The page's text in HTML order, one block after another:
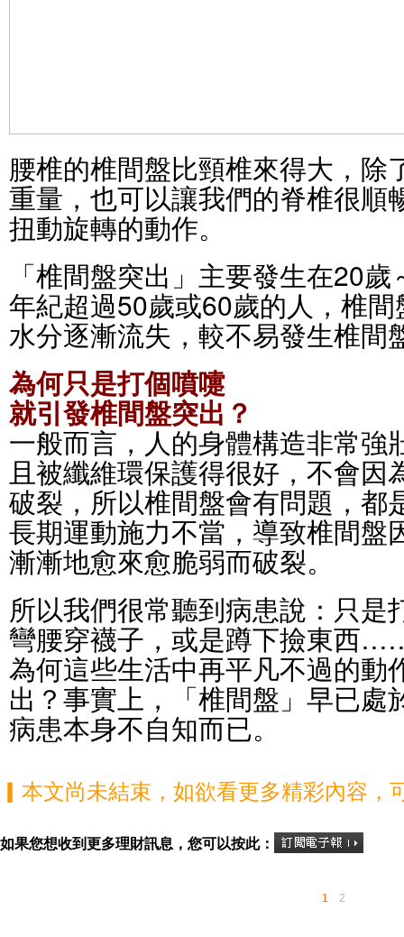
腰椎的椎間盤比頸椎來得大，除
重量，也可以讓我們的脊椎很順
扭動旋轉的動作。
「椎間盤突出」主要發生在20
年紀超過50歲或60歲的人，椎
水分逐漸流失，較不易發生椎間
為何只是打個噴嚏
就引發椎間盤突出？
一般而言，人的身體構造非常強
且被纖維環保護得很好，不會因
破裂，所以椎間盤會有問題，都
長期運動施力不當，導致椎間盤
漸漸地愈來愈脆弱而破裂。
所以我們很常聽到病患說：只是
彎腰穿襪子，或是蹲下撿東西
為何這些生活中再平凡不過的動
出？事實上，「椎間盤」早已處
病患本身不自知而已。
▎本文尚未結束，如欲看更多精彩內容，
如果您想收到更多理財訊息，您可以按此：
1 2